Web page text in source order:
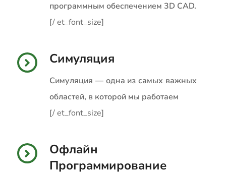
программным обеспечением 3D CAD.
[/ et_font_size]
Симуляция
Симуляция — одна из самых важных
областей, в которой мы работаем
[/ et_font_size]
Офлайн
Программирование